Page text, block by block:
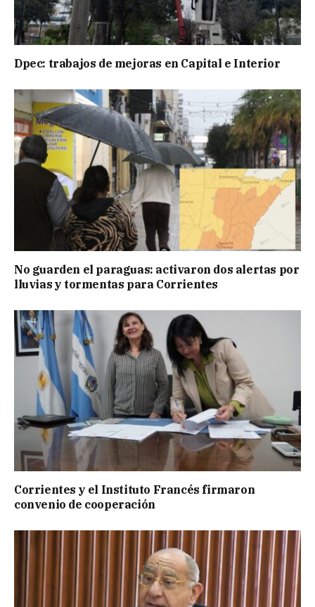
Dpec: trabajos de mejoras en Capital e Interior
No guarden el paraguas: activaron dos alertas por
lluvias y tormentas para Corrientes
Corrientes y el Instituto Francés firmaron
convenio de cooperación